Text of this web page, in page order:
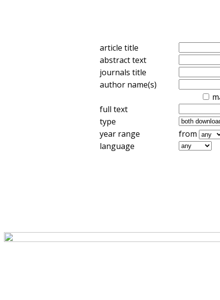
article title
abstract text
journals title
author name(s)
full text
type
year range
from
language